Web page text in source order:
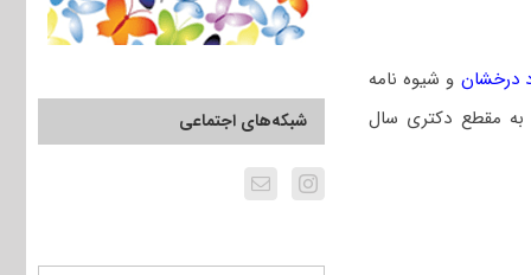
درخشان و شیوه نامه
به مقطع دکتری سال
شبکه‌های اجتماعی